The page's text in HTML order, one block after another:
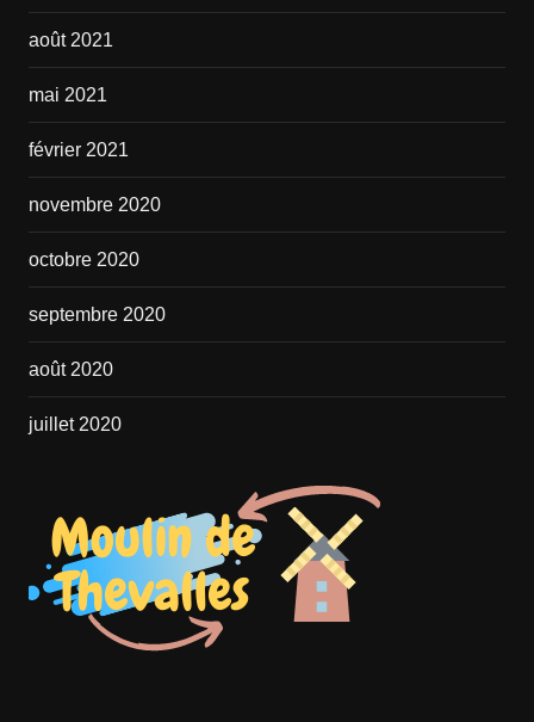
août 2021
mai 2021
février 2021
novembre 2020
octobre 2020
septembre 2020
août 2020
juillet 2020